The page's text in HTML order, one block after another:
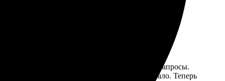
и форматов удовлетворил все мои запросы.
пришла достаточно быстро, что порадовало. Теперь